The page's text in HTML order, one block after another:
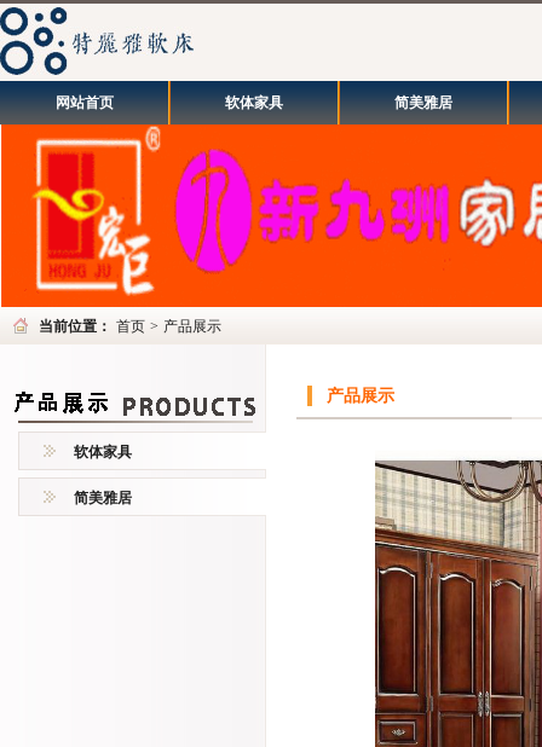
网站首页 软体家具 简美雅居
当前位置： 首页 > 产品展示
软体家具
简美雅居
产品展示